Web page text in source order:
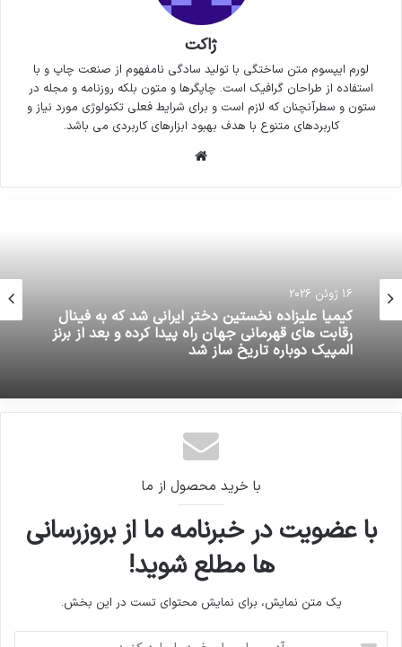
ژاکت
لورم ایپسوم متن ساختگی با تولید سادگی نامفهوم از صنعت چاپ و با
استفاده از طراحان گرافیک است. چاپگرها و متون بلکه روزنامه و مجله در
ستون و سطرآنچنان که لازم است و برای شرایط فعلی تکنولوژی مورد نیاز و
کاربردهای متنوع با هدف بهبود ابزارهای کاربردی می باشد.
16 ژوئن 2026
کیمیا علیزاده نخستین دختر ایرانی شد که به فینال
رقابت های قهرمانی جهان راه پیدا کرده و بعد از برنز
المپیک دوباره تاریخ ساز شد
با خرید محصول از ما
با عضویت در خبرنامه ما از بروزرسانی
ها مطلع شوید!
یک متن نمایش، برای نمایش محتوای تست در این بخش.